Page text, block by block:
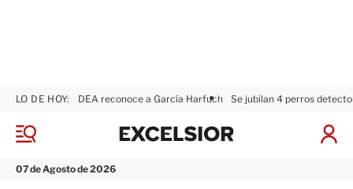
M
n
07 de Agosto de 2026
LO DE HOY: DEA reconoce a García Harfuch Se jubilan 4 perros
I
x